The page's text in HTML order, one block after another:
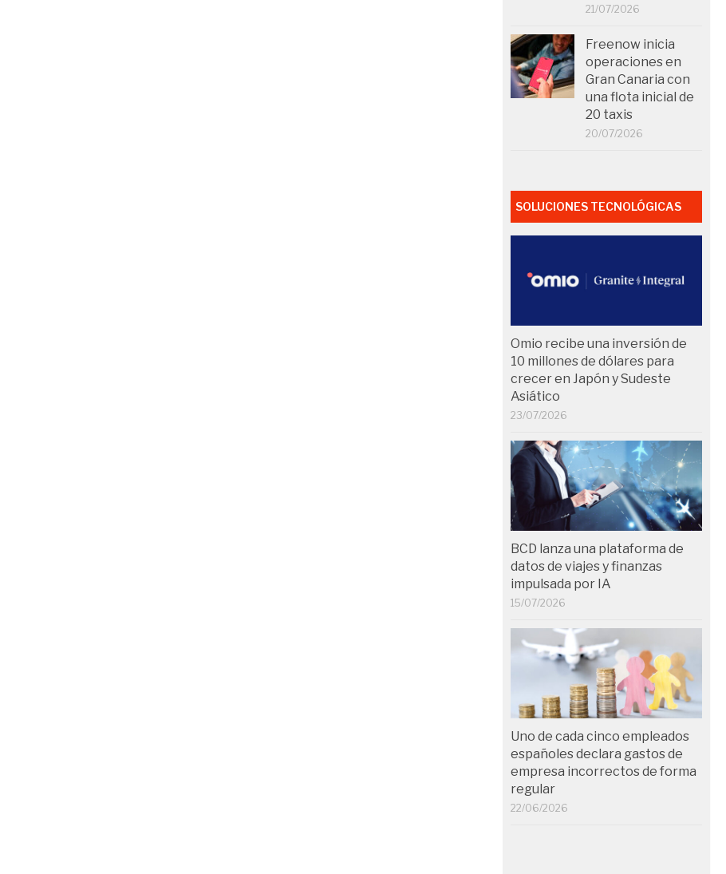
21/07/2026
Freenow inicia
operaciones en
Gran Canaria con
una flota inicial de
20 taxis
20/07/2026
SOLUCIONES TECNOLÓGICAS
Omio recibe una inversión de
10 millones de dólares para
crecer en Japón y Sudeste
Asiático
23/07/2026
BCD lanza una plataforma de
datos de viajes y finanzas
impulsada por IA
15/07/2026
Uno de cada cinco empleados
españoles declara gastos de
empresa incorrectos de forma
regular
22/06/2026